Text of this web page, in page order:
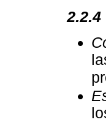
2.2.4